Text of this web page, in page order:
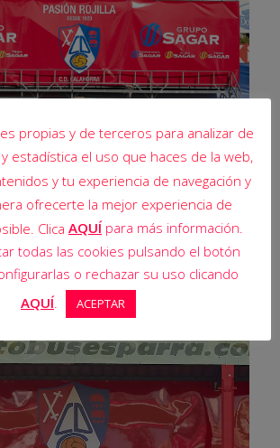
propias y de terceros para analizar de
estadística el uso que haces de la web,
y tu experiencia de navegación y
ofrecerte la mejor experiencia de
Clica AQUÍpara más información.
todas las cookies pulsando el botón
o rechazar su uso clicando
AQUÍ. ACEPTAR